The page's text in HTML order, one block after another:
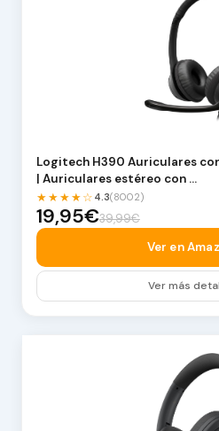
Logitech H390 Auriculares
| Auriculares estéreo con …
★★★★☆ 4.3(8002)
19,95€39,99€
Ver en
Ver más